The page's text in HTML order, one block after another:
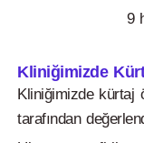
9
Kliniğimizde
Kliniğimizde kürtaj
tarafından